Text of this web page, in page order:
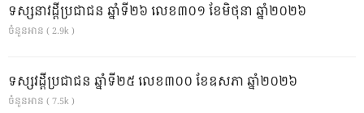
ទស្សនាវដ្ដីប្រជាជន ឆ្នាំទី២៦ លេខ៣០១ ខែមិថុនា ឆ្នាំ២០២៦
ចំនួនអាន ( 2.9k )
ទស្សវដ្តីប្រជាជន ឆ្នាំទី២៥ លេខ៣០០ ខែឧសភា ឆ្នាំ២០២៦
ចំនួនអាន ( 7.5k )